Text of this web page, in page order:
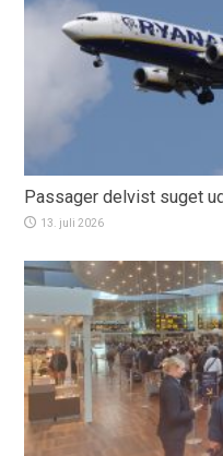
Passager delvist suget
13. juli 2026